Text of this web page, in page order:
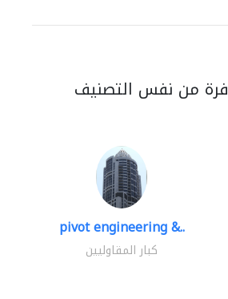
من نفس التصنيف
pivot engineering &..
كبار المقاوليين